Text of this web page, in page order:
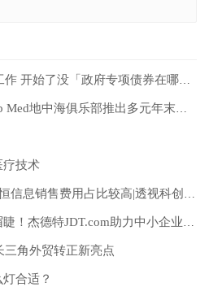
2022年政府专项债券申报工作 开始了没「政府专项债券在哪里发行」
年末假期，回归自在！Club Med地中海俱乐部推出多元年末出游体验
疗技术
背靠阿里、与360竞争，安恒信息销售费用占比较高|透视科创板⑧
商显企业数字化转型迫在眉睫！杰德特JDT.com助力中小企业破局
三角外贸转正新亮点
合适？